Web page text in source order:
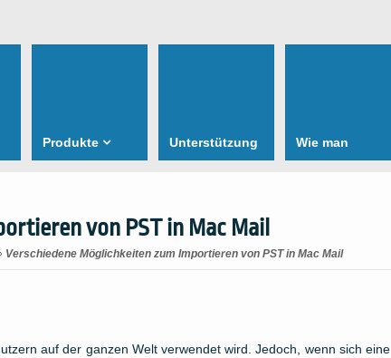
Produkte Unterstützung Wie man
von PST in Mac Mail
Verschiedene Möglichkeiten zum Importieren von PST in Mac Mail
auf der ganzen Welt verwendet wird. Jedoch, wenn sich eine